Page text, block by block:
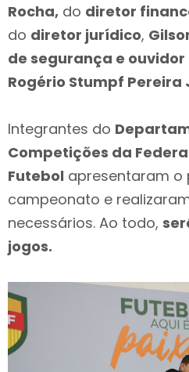
Rocha, do diretor
do diretor jurídico,
de segurança e
Rogério Stumpf Pereira
Integrantes do
Competições da
Futebol apresentaram o
campeonato e
necessários. Ao todo,
jogos.